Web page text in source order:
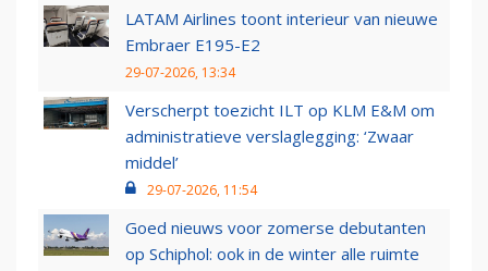
LATAM Airlines toont interieur van nieuwe
Embraer E195-E2
29-07-2026, 13:34
Verscherpt toezicht ILT op KLM E&M om
administratieve verslaglegging: ‘Zwaar
middel’
29-07-2026, 11:54
Goed nieuws voor zomerse debutanten
op Schiphol: ook in de winter alle ruimte